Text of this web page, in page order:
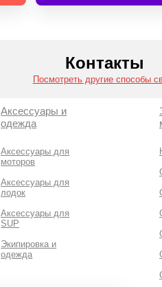
Контакты
Посмотреть другие способы
Аксессуары и
одежда
Аксессуары для
моторов
Аксессуары для
лодок
Аксессуары для
SUP
Экипировка и
одежда